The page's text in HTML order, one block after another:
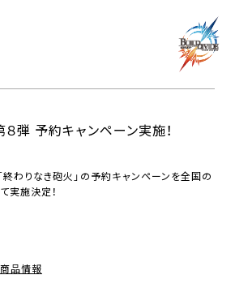
弾 予約キャンペーン実施！
終わりなき砲火」の予約キャンペーンを全国の
実施決定！
品情報